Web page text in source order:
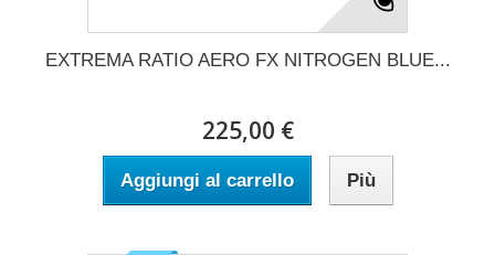
EXTREMA RATIO AERO FX NITROGEN BLUE...
225,00 €
Aggiungi al carrello Più